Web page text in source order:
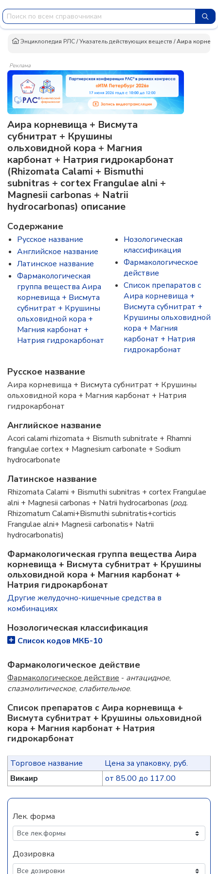
Энциклопедия РЛС/Указатель действующих веществ /Аира
Реклама
Аира корневища + Висмута
субнитрат + Крушины
ольховидной кора + Магния
карбонат + Натрия гидрокарбонат
(Rhizomata Calami + Bismuthi
subnitras + cortex Frangulae alni +
Magnesii carbonas + Natrii
hydrocarbonas) описание
Содержание
Русское название
Английское название
Латинское название
Фармакологическая
группа вещества Аира
корневища + Висмута
субнитрат + Крушины
ольховидной кора +
Магния карбонат +
Натрия гидрокарбонат
Нозологическая
классификация
Фармакологическое
действие
Список препаратов с
Аира корневища +
Висмута субнитрат +
Крушины ольховидной
кора + Магния
карбонат + Натрия
гидрокарбонат
Русское название
Аира корневища + Висмута субнитрат + Крушины
ольховидной кора + Магния карбонат + Натрия
гидрокарбонат
Английское название
Acori calami rhizomata + Bismuth subnitrate + Rhamni
frangulae cortex + Magnesium carbonate + Sodium
hydrocarbonate
Латинское название
Rhizomata Calami + Bismuthi subnitras + cortex Frangulae
alni + Magnesii carbonas + Natrii hydrocarbonas (род.
Rhizomatum Calami+Bismuthi subnitratis+corticis
Frangulae alni+ Magnesii carbonatis+ Natrii
hydrocarbonatis)
Фармакологическая группа вещества Аира
корневища + Висмута субнитрат + Крушины
ольховидной кора + Магния карбонат +
Натрия гидрокарбонат
Другие желудочно-кишечные средства в
комбинациях
Нозологическая классификация
Список кодов МКБ-10
Фармакологическое действие
Фармакологическое действие - антацидное,
спазмолитическое, слабительное.
Список препаратов с Аира корневища +
Висмута субнитрат + Крушины ольховидной
кора + Магния карбонат + Натрия
гидрокарбонат
Торговое название
Цена за упаковку, руб.
Викаир
от 85.00 до 117.00
Лек. форма
Дозировка